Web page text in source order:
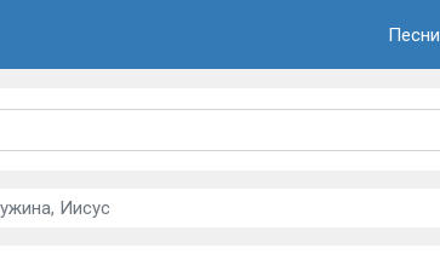
Песни
Иисус